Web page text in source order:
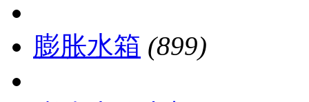
膨胀水箱 (899)